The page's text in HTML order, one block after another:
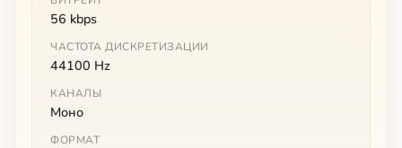
56 kbps
ЧАСТОТА ДИСКРЕТИЗАЦИИ
44100 Hz
КАНАЛЫ
Моно
ФОРМАТ